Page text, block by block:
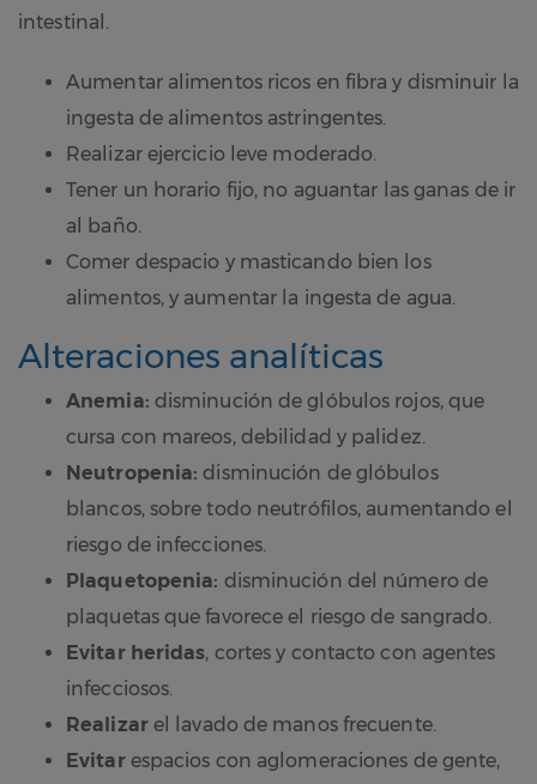
intestinal.
Aumentar alimentos ricos en fibra y disminuir la
ingesta de alimentos astringentes.
Realizar ejercicio leve moderado.
Tener un horario fijo, no aguantar las ganas de ir
al baño.
Comer despacio y masticando bien los
alimentos, y aumentar la ingesta de agua.
Alteraciones analíticas
Anemia: disminución de glóbulos rojos, que
cursa con mareos, debilidad y palidez.
Neutropenia: disminución de glóbulos
blancos, sobre todo neutrófilos, aumentando el
riesgo de infecciones.
Plaquetopenia: disminución del número de
plaquetas que favorece el riesgo de sangrado.
Evitar heridas, cortes y contacto con agentes
infecciosos.
Realizar el lavado de manos frecuente.
Evitarespacios con aglomeraciones de gente,